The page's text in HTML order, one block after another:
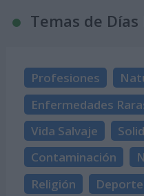
Temas de
Profesiones
Enfermedades
Vida Salvaje
Contaminación
Religión